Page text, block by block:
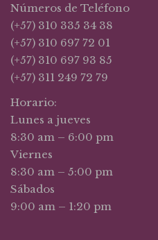
Números de Teléfono
(+57) 310 335 34 38
(+57) 310 697 72 01
(+57) 310 697 93 85
(+57) 311 249 72 79
Horario:
Lunes a jueves
8:30 am – 6:00 pm
Viernes
8:30 am – 5:00 pm
Sábados
9:00 am – 1:20 pm